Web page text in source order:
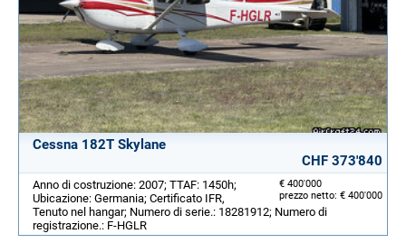
Cessna 182T Skylane
CHF 373'840
€ 400'000
prezzo netto: € 400'000
Anno di costruzione: 2007; TTAF: 1450h;
Ubicazione: Germania; Certificato IFR,
Tenuto nel hangar; Numero di serie.: 18281912; Numero di
registrazione.: F-HGLR